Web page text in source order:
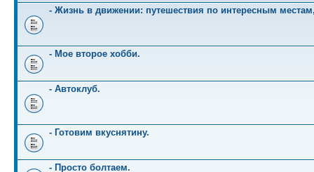
- Жизнь в движении: путешествия по интересным
- Мое второе хобби.
- Автоклуб.
- Готовим вкуснятину.
- Просто болтаем.